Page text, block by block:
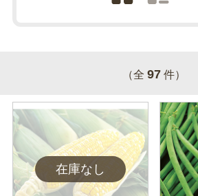
（全 97 件）